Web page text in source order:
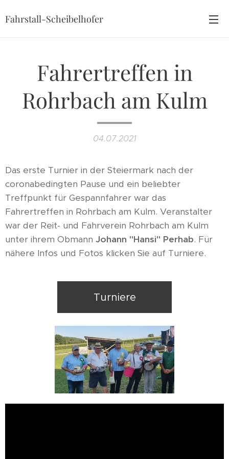
Fahrstall-Scheibelhofer
Fahrertreffen in
Rohrbach am Kulm
04.07.2021
Das erste Turnier in der Steiermark nach der
coronabedingten Pause und ein beliebter
Treffpunkt für Gespannfahrer war das
Fahrertreffen in Rohrbach am Kulm. Veranstalter
war der Reit- und Fahrverein Rohrbach am Kulm
unter ihrem Obmann Johann "Hansi" Perhab. Für
nähere Infos und Fotos klicken Sie auf Turniere.
Turniere